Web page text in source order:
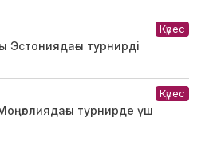
Күрес
турнирді
Күрес
турнирде үш